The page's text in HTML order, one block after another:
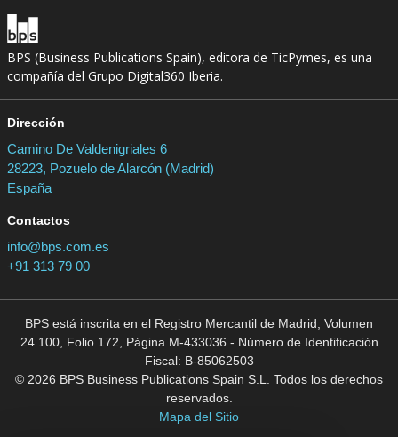
BPS (Business Publications Spain), editora de TicPymes, es una
compañía del Grupo Digital360 Iberia.
Dirección
Camino De Valdenigriales 6
28223, Pozuelo de Alarcón (Madrid)
España
Contactos
info@bps.com.es
+91 313 79 00
BPS está inscrita en el Registro Mercantil de Madrid, Volumen
24.100, Folio 172, Página M-433036 - Número de Identificación
Fiscal: B-85062503
© 2026 BPS Business Publications Spain S.L. Todos los derechos
reservados.
Mapa del Sitio